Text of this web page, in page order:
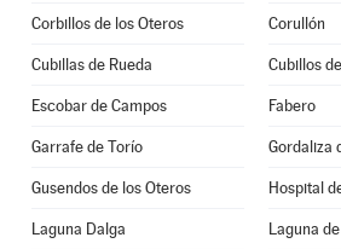
Corbillos de los Oteros Corullón
Cubillas de Rueda Cubillos
Escobar de Campos Fabero
Garrafe de Torío Gordaliza
Gusendos de los Oteros Hospital
Laguna Dalga Laguna